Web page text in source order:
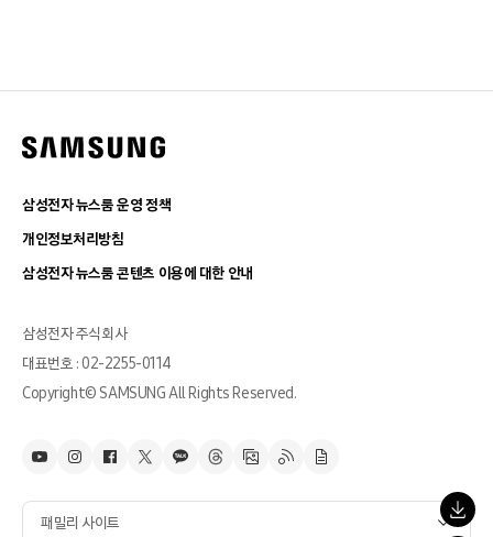
삼성전자 뉴스룸 운영 정책
개인정보처리방침
삼성전자 뉴스룸 콘텐츠 이용에 대한 안내
삼성전자 주식회사
대표번호 : 02-2255-0114
Copyright© SAMSUNG All Rights Reserved.
패밀리 사이트